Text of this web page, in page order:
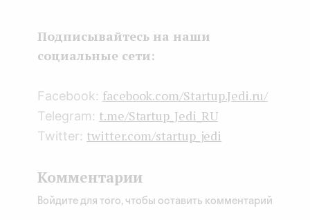
k
Подписывайтесь на наши
социальные сети:
Facebook: facebook.com/Startup.Jedi.ru/
Telegram: t.me/Startup_Jedi_RU
Twitter: twitter.com/startup_jedi
Комментарии
Войдите для того, чтобы оставить комментарий